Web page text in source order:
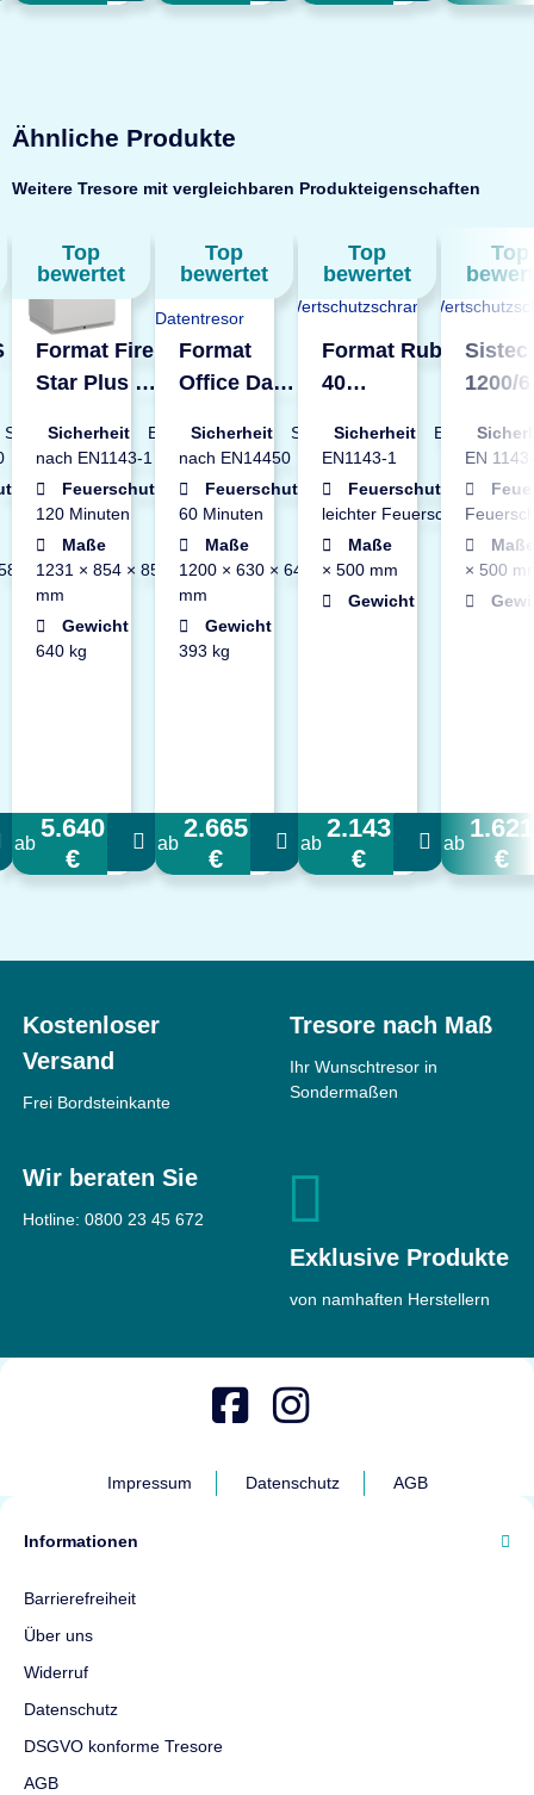
Ähnliche Produkte
Weitere Tresore mit vergleichbaren Produkteigenschaften
S2
Top
bewertet
Format Fire
Star Plus 3
Sicherheit
EN1
nach EN1143-1
Feuerschutz
120 Minuten
Maße
1231 × 854 × 851
mm
Gewicht
640 kg
ab
5.640
€
Top
bewertet
Format
Office Data
Datentresor
Sicherheit
S2
nach EN14450
Feuerschutz
60 Minuten
Maße
1200 × 630 × 648
mm
Gewicht
393 kg
ab
2.665
€
Top
bewertet
Format Rubin Pro
40
Sicherheit
EN3 nach
EN1143-1
Feuerschutz
leichter Feuerschutz
Maße
1200 × 604
× 500 mm
Gewicht
522 kg
ab
2.143
€
Top
Sistec
1200/6
EN
Maße
× 500
ab
1.621
€
Kostenloser
Versand
Frei Bordsteinkante
Tresore nach Maß
Ihr Wunschtresor in
Sondermaßen
Wir beraten Sie
Hotline: 0800 23 45 672
Exklusive Produkte
von namhaften Herstellern
Impressum Datenschutz AGB
Informationen
Barrierefreiheit
Über uns
Widerruf
Datenschutz
DSGVO konforme Tresore
AGB